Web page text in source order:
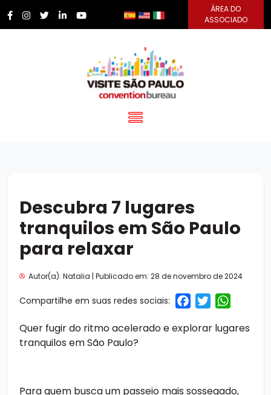
ÁREA DO
ASSOCIADO
Descubra 7 lugares
tranquilos em São Paulo
para relaxar
Autor(a): Natalia | Publicado em: 28 de novembro de 2024
Compartilhe em suas redes sociais:
Quer fugir do ritmo acelerado e explorar lugares
tranquilos em São Paulo?
Para quem busca um passeio mais sossegado,